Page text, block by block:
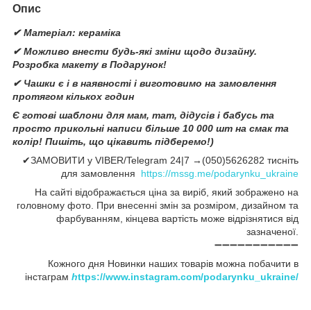
Опис
✔ Матеріал: кераміка
✔ Можливо внести будь-які зміни щодо дизайну.
Розробка макету в Подарунок!
✔ Чашки є і в наявності і виготовимо на замовлення
протягом кількох годин
Є готові шаблони для мам, тат, дідусів і бабусь та
просто прикольні написи більше 10 000 шт на смак та
колір! Пишіть, що цікавить підберемо!)
✔ЗАМОВИТИ у VIBER/Telegram 24|7 →(050)5626282 тисніть
для замовлення https://mssg.me/podarynku_ukraine
На сайті відображається ціна за виріб, який зображено на
головному фото. При внесенні змін за розміром, дизайном та
фарбуванням, кінцева вартість може відрізнятися від
зазначеної.
➖➖➖➖➖➖➖➖➖➖➖
Кожного дня Новинки наших товарів можна побачити в
інстаграм https://www.instagram.com/podarynku_ukraine/